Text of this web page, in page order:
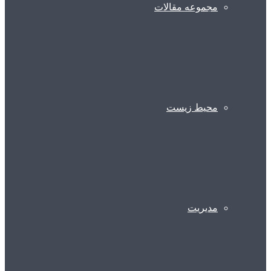
مجموعه مقالات
محیط زیست
مدیریت